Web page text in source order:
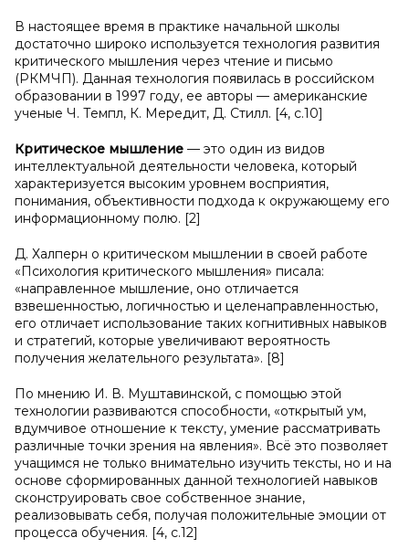
В настоящее время в практике начальной школы
достаточно широко используется технология развития
критического мышления через чтение и письмо
(РКМЧП). Данная технология появилась в российском
образовании в 1997 году, ее авторы — американские
ученые Ч. Темпл, К. Мередит, Д. Стилл. [4, с.10]
Критическое мышление — это один из видов
интеллектуальной деятельности человека, который
характеризуется высоким уровнем восприятия,
понимания, объективности подхода к окружающему его
информационному полю. [2]
Д. Халперн о критическом мышлении в своей работе
«Психология критического мышления» писала:
«направленное мышление, оно отличается
взвешенностью, логичностью и целенаправленностью,
его отличает использование таких когнитивных навыков
и стратегий, которые увеличивают вероятность
получения желательного результата». [8]
По мнению И. В. Муштавинской, с помощью этой
технологии развиваются способности, «открытый ум,
вдумчивое отношение к тексту, умение рассматривать
различные точки зрения на явления». Всё это позволяет
учащимся не только внимательно изучить тексты, но и на
основе сформированных данной технологией навыков
сконструировать свое собственное знание,
реализовывать себя, получая положительные эмоции от
процесса обучения. [4, с.12]